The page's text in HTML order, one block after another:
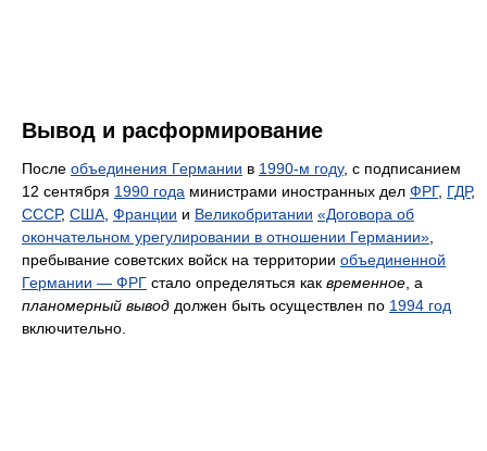
Вывод и расформирование
После объединения Германии в 1990-м году, с подписанием
12 сентября 1990 года министрами иностранных дел ФРГ, ГДР,
СССР, США, Франции и Великобритании «Договора об
окончательном урегулировании в отношении Германии»,
пребывание советских войск на территории объединенной
Германии — ФРГ стало определяться как временное, а
планомерный вывод должен быть осуществлен по 1994 год
включительно.